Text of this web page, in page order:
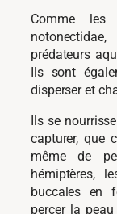
Comme
prédateurs
Ils sont
disperser et
Ils se
capturer, que
même de
hémiptères,
buccales en
percer la